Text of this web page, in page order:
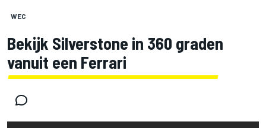
WEC
Bekijk Silverstone in 360 graden
vanuit een Ferrari